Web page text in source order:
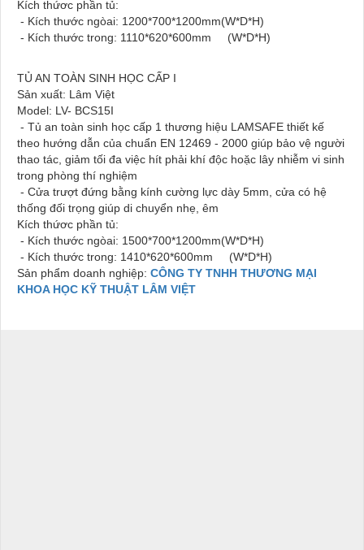
Kích thứơc phần tủ:
- Kích thước ngòai: 1200*700*1200mm(W*D*H)
- Kích thước trong: 1110*620*600mm (W*D*H)
TỦ AN TOÀN SINH HỌC CẤP I
Sản xuất: Lâm Việt
Model: LV- BCS15I
- Tủ an toàn sinh học cấp 1 thương hiệu LAMSAFE thiết kế
theo hướng dẫn của chuẩn EN 12469 - 2000 giúp bảo vệ người
thao tác, giảm tối đa việc hít phải khí độc hoặc lây nhiễm vi sinh
trong phòng thí nghiệm
- Cửa trượt đứng bằng kính cường lực dày 5mm, cửa có hệ
thống đối trọng giúp di chuyển nhẹ, êm
Kích thứơc phần tủ:
- Kích thước ngòai: 1500*700*1200mm(W*D*H)
- Kích thước trong: 1410*620*600mm (W*D*H)
Sản phẩm doanh nghiệp: CÔNG TY TNHH THƯƠNG MẠI
KHOA HỌC KỸ THUẬT LÂM VIỆT